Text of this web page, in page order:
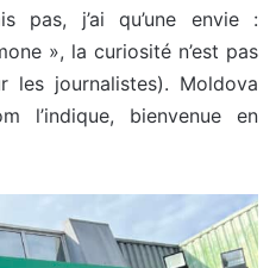
pas, j’ai qu’une envie :
», la curiosité n’est pas
les journalistes). Moldova
l’indique, bienvenue en